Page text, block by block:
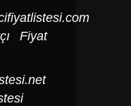
Fiyat